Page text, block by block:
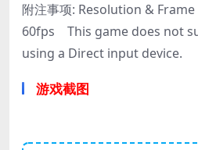
附注事项: Resolution &
60fps This game does not
using a Direct input device.
游戏截图